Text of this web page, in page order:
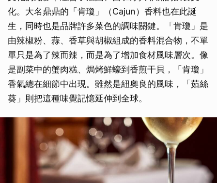
化。大名鼎鼎的「肯瓊」（Cajun）香料也在此誕
生，同時也是品牌許多菜色的調味關鍵。「肯瓊」是
由辣椒粉、蒜、香草與胡椒組成的香料混合物，不單
單只是為了辣而辣，而是為了增加食材風味層次。像
是副菜中的蟹肉糕、焗烤鮮蠔到香煎干貝，「肯瓊」
香氣總在細節中出現。雖然是紐奧良的風味，「茹絲
葵」則把這種味覺記憶延伸到全球。